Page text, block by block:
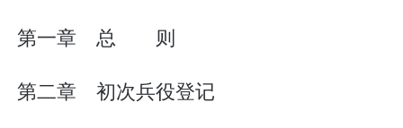
第一章 总 则
第二章 初次兵役登记